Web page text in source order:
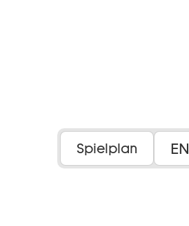
Spielplan EN